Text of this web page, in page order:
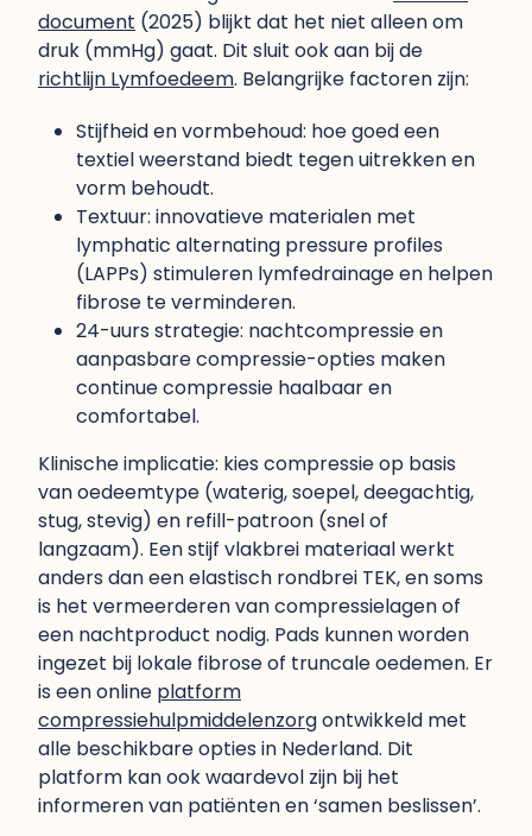
document (2025) blijkt dat het niet alleen om
druk (mmHg) gaat. Dit sluit ook aan bij de
richtlijn Lymfoedeem. Belangrijke factoren zijn:
Stijfheid en vormbehoud: hoe goed een
textiel weerstand biedt tegen uitrekken en
vorm behoudt.
Textuur: innovatieve materialen met
lymphatic alternating pressure profiles
(LAPPs) stimuleren lymfedrainage en helpen
fibrose te verminderen.
24-uurs strategie: nachtcompressie en
aanpasbare compressie-opties maken
continue compressie haalbaar en
comfortabel.
Klinische implicatie: kies compressie op basis
van oedeemtype (waterig, soepel, deegachtig,
stug, stevig) en refill-patroon (snel of
langzaam). Een stijf vlakbrei materiaal werkt
anders dan een elastisch rondbrei TEK, en soms
is het vermeerderen van compressielagen of
een nachtproduct nodig. Pads kunnen worden
ingezet bij lokale fibrose of truncale oedemen. Er
is een online platform
compressiehulpmiddelenzorgontwikkeld met
alle beschikbare opties in Nederland. Dit
platform kan ook waardevol zijn bij het
informeren van patiënten en ‘samen beslissen’.